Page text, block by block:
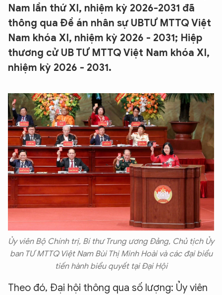
Nam lần thứ XI, nhiệm kỳ 2026-2031 đã
thông qua Đề án nhân sự UBTƯ MTTQ Việt
Nam khóa XI, nhiệm kỳ 2026 - 2031; Hiệp
thương cử UB TƯ MTTQ Việt Nam khóa XI,
nhiệm kỳ 2026 - 2031.
Ủy viên Bộ Chính trị, Bí thư Trung ương Đảng, Chủ tịch Ủy
ban TƯ MTTQ Việt Nam Bùi Thị Minh Hoài và các đại biểu
tiến hành biểu quyết tại Đại Hội
Theo đó, Đại hội thông qua số lượng: Ủy viên